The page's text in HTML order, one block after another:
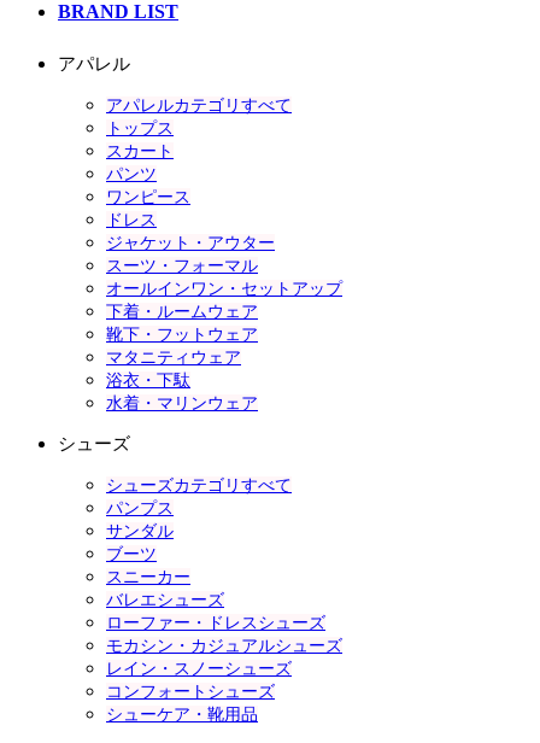
BRAND LIST
アパレル
アパレルカテゴリすべて
トップス
スカート
パンツ
ワンピース
ドレス
ジャケット・アウター
スーツ・フォーマル
オールインワン・セットアップ
下着・ルームウェア
靴下・フットウェア
マタニティウェア
浴衣・下駄
水着・マリンウェア
シューズ
シューズカテゴリすべて
パンプス
サンダル
ブーツ
スニーカー
バレエシューズ
ローファー・ドレスシューズ
モカシン・カジュアルシューズ
レイン・スノーシューズ
コンフォートシューズ
シューケア・靴用品